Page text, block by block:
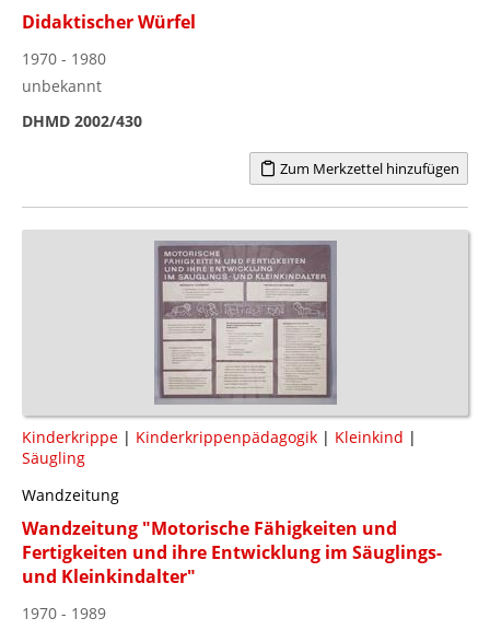
Didaktischer Würfel
1970 - 1980
unbekannt
DHMD 2002/430
Zum Merkzettel hinzufügen
Kinderkrippe | Kinderkrippenpädagogik | Kleinkind |
Säugling
Wandzeitung
Wandzeitung "Motorische Fähigkeiten und
Fertigkeiten und ihre Entwicklung im Säuglings-
und Kleinkindalter"
1970 - 1989